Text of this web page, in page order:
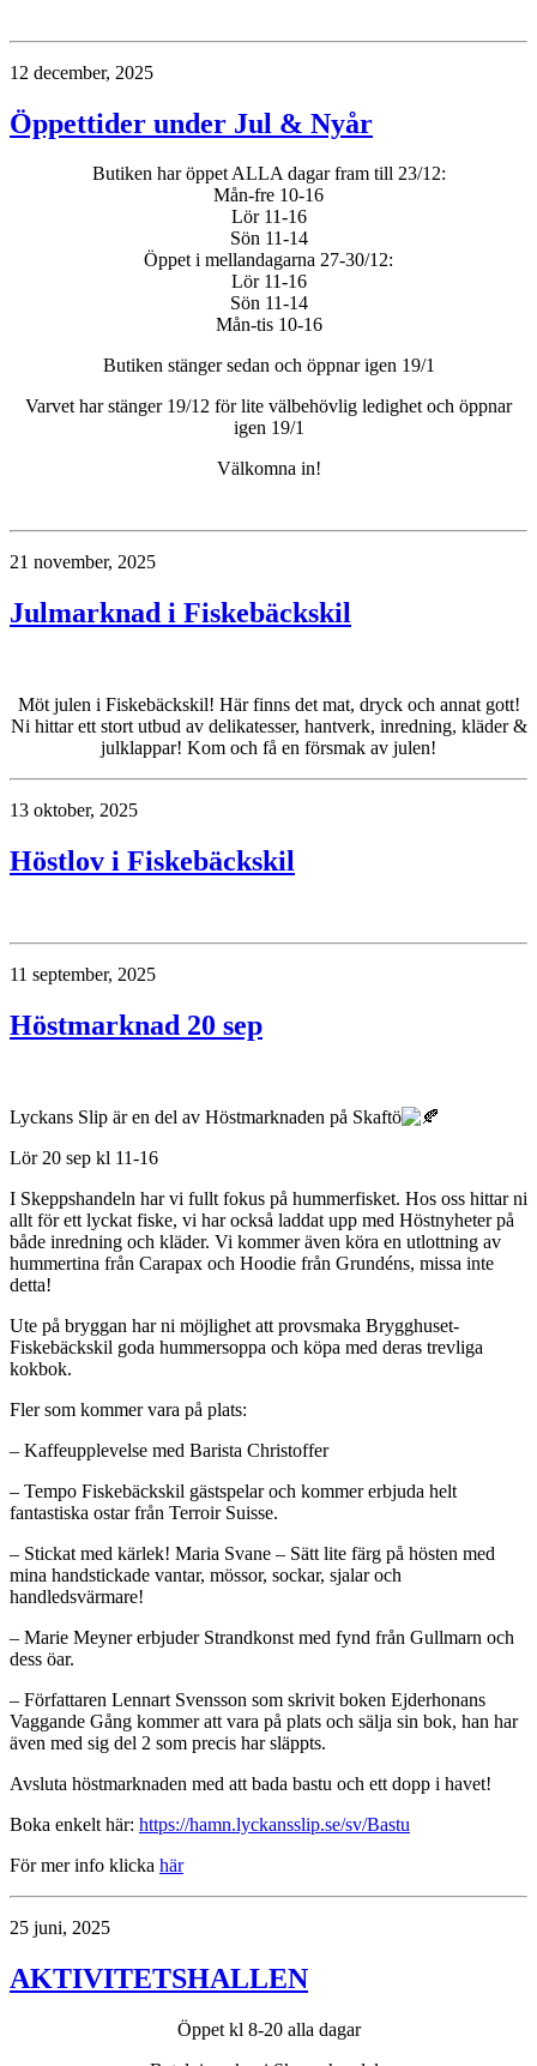
12 december, 2025
Öppettider under Jul & Nyår
Butiken har öppet ALLA dagar fram till 23/12:
Mån-fre 10-16
Lör 11-16
Sön 11-14
Öppet i mellandagarna 27-30/12:
Lör 11-16
Sön 11-14
Mån-tis 10-16
Butiken stänger sedan och öppnar igen 19/1
Varvet har stänger 19/12 för lite välbehövlig ledighet och öppnar
igen 19/1
Välkomna in!
21 november, 2025
Julmarknad i Fiskebäckskil
Möt julen i Fiskebäckskil! Här finns det mat, dryck och annat gott!
Ni hittar ett stort utbud av delikatesser, hantverk, inredning, kläder &
julklappar! Kom och få en försmak av julen!
13 oktober, 2025
Höstlov i Fiskebäckskil
11 september, 2025
Höstmarknad 20 sep
Lyckans Slip är en del av Höstmarknaden på Skaftö
Lör 20 sep kl 11-16
I Skeppshandeln har vi fullt fokus på hummerfisket. Hos oss hittar ni
allt för ett lyckat fiske, vi har också laddat upp med Höstnyheter på
både inredning och kläder. Vi kommer även köra en utlottning av
hummertina från Carapax och Hoodie från Grundéns, missa inte
detta!
Ute på bryggan har ni möjlighet att provsmaka Brygghuset-
Fiskebäckskil goda hummersoppa och köpa med deras trevliga
kokbok.
Fler som kommer vara på plats:
– Kaffeupplevelse med Barista Christoffer
– Tempo Fiskebäckskil gästspelar och kommer erbjuda helt
fantastiska ostar från Terroir Suisse.
– Stickat med kärlek! Maria Svane – Sätt lite färg på hösten med
mina handstickade vantar, mössor, sockar, sjalar och
handledsvärmare!
– Marie Meyner erbjuder Strandkonst med fynd från Gullmarn och
dess öar.
– Författaren Lennart Svensson som skrivit boken Ejderhonans
Vaggande Gång kommer att vara på plats och sälja sin bok, han har
även med sig del 2 som precis har släppts.
Avsluta höstmarknaden med att bada bastu och ett dopp i havet!
Boka enkelt här: https://hamn.lyckansslip.se/sv/Bastu
För mer info klicka här
25 juni, 2025
AKTIVITETSHALLEN
Öppet kl 8-20 alla dagar